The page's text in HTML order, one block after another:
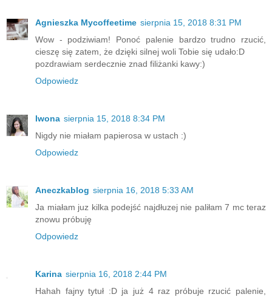
Agnieszka Mycoffeetime sierpnia 15, 2018 8:31 PM
Wow - podziwiam! Ponoć palenie bardzo trudno rzucić,
cieszę się zatem, że dzięki silnej woli Tobie się udało:D
pozdrawiam serdecznie znad filiżanki kawy:)
Odpowiedz
Iwona sierpnia 15, 2018 8:34 PM
Nigdy nie miałam papierosa w ustach :)
Odpowiedz
Aneczkablog sierpnia 16, 2018 5:33 AM
Ja miałam juz kilka podejść najdłuzej nie paliłam 7 mc teraz
znowu próbuję
Odpowiedz
Karina sierpnia 16, 2018 2:44 PM
Hahah fajny tytuł :D ja już 4 raz próbuje rzucić palenie,